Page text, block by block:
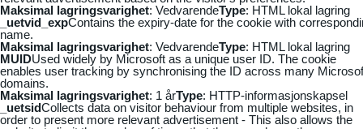
Maksimal lagringsvarighet: VedvarendeType: HTML lokal lagring
_uetvid_expContains the expiry-date for the cookie with
name.
Maksimal lagringsvarighet: VedvarendeType: HTML lokal lagring
MUIDUsed widely by Microsoft as a unique user ID. The cookie
enables user tracking by synchronising the ID across many
domains.
Maksimal lagringsvarighet: 1 årType: HTTP-informasjonskapsel
_uetsidCollects data on visitor behaviour from multiple websites, in
order to present more relevant advertisement - This also allows the